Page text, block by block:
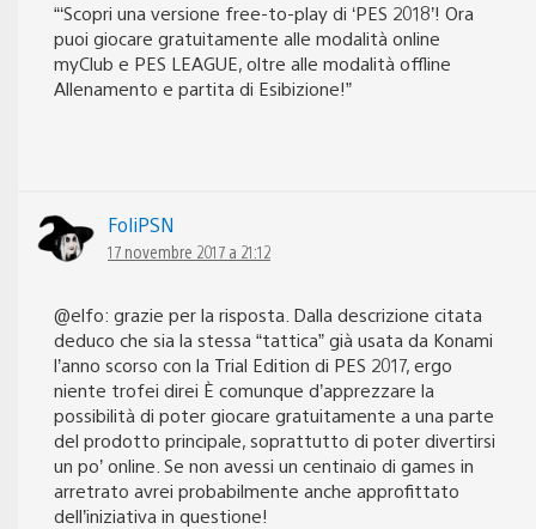
“‘Scopri una versione free-to-play di ‘PES 2018’! Ora
puoi giocare gratuitamente alle modalità online
myClub e PES LEAGUE, oltre alle modalità offline
Allenamento e partita di Esibizione!”
FoliPSN
17 novembre 2017 a 21:12
@elfo: grazie per la risposta. Dalla descrizione citata
deduco che sia la stessa “tattica” già usata da Konami
l’anno scorso con la Trial Edition di PES 2017, ergo
niente trofei direi È comunque d’apprezzare la
possibilità di poter giocare gratuitamente a una parte
del prodotto principale, soprattutto di poter divertirsi
un po’ online. Se non avessi un centinaio di games in
arretrato avrei probabilmente anche approfittato
dell’iniziativa in questione!